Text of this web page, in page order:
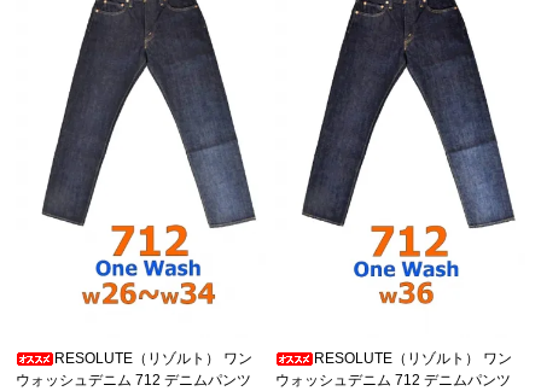
RESOLUTE（リゾルト） ワン
ウォッシュデニム 712 デニムパンツ
RESOLUTE（リゾルト） ワン
ウォッシュデニム 712 デニムパンツ